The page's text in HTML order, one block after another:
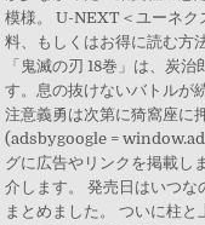
模様。 U-NEXT＜ユーネ
料、もしくはお得に読む方
「鬼滅の刃 18巻」は、炭
す。息の抜けないバトルが
注意義勇は次第に猗窩座に
(adsbygoogle =
グに広告やリンクを掲載し
介します。 発売日はいつ
まとめました。 ついに柱